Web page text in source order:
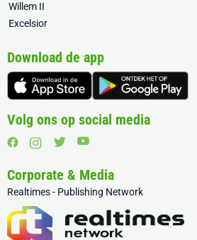
Willem II
Excelsior
Download de app
Volg ons op social media
Corporate & Media
Realtimes - Publishing Network